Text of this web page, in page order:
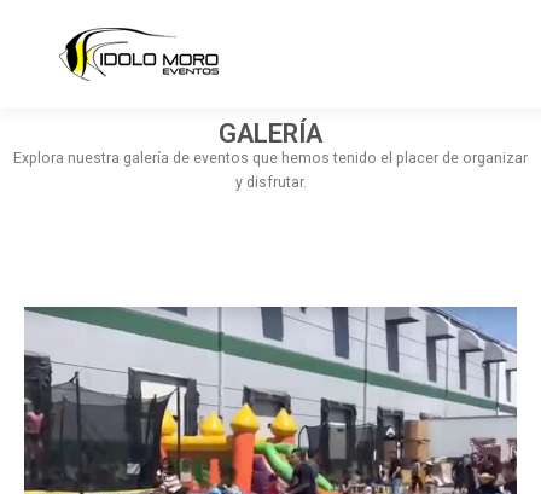
NOSOTROS SERVICIOS GALERÍA CATÁLOGO
GALERÍA
Explora nuestra galería de eventos que hemos tenido el placer de organizar
y disfrutar.